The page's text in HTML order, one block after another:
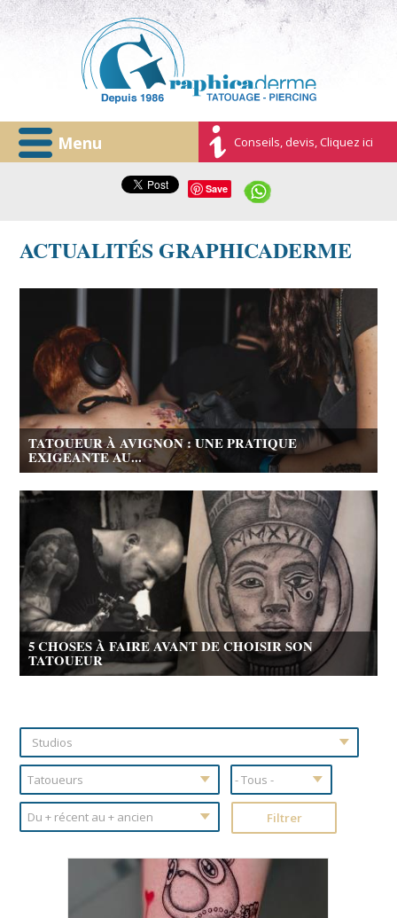
Menu Conseils, devis, Cliquez ici
Save
ACTUALITÉS GRAPHICADERME
TATOUEUR À AVIGNON : UNE PRATIQUE
EXIGEANTE AU...
5 CHOSES À FAIRE AVANT DE CHOISIR SON
TATOUEUR